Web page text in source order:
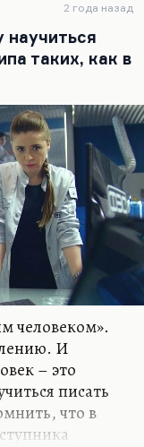
страшного и
«Человек с
разгадку, как
как в
2 года назад
научиться
таких, как в
человеком».
И
– это
писать
что в